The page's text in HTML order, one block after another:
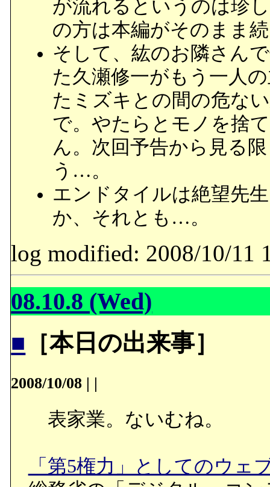
が流れるというのは珍
の方は本編がそのまま
そして、紘のお隣さん
た久瀬修一がもう一人
たミズキとの間の危な
で。やたらとモノを捨
ん。次回予告から見る
う…。
エンドタイルは絶望先
か、それとも…。
log modified: 2008/10/11
08.10.8 (Wed)
■ ［本日の出来事］
2008/10/08 | |
表家業。ないむね。
「第5権力」としてのウェ